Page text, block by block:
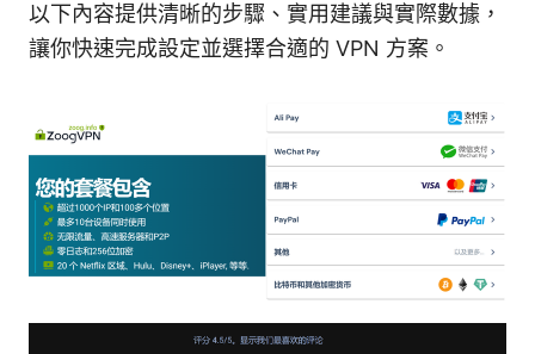
以下內容提供清晰的步驟、實用建議與實際數據，
讓你快速完成設定並選擇合適的 VPN 方案。